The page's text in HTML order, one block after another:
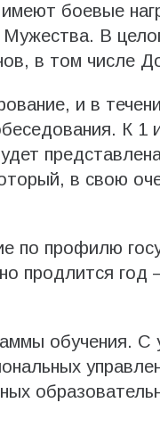
боевые
В
в том числе
и в
К
в свою
по профилю
продлится год
обучения. С